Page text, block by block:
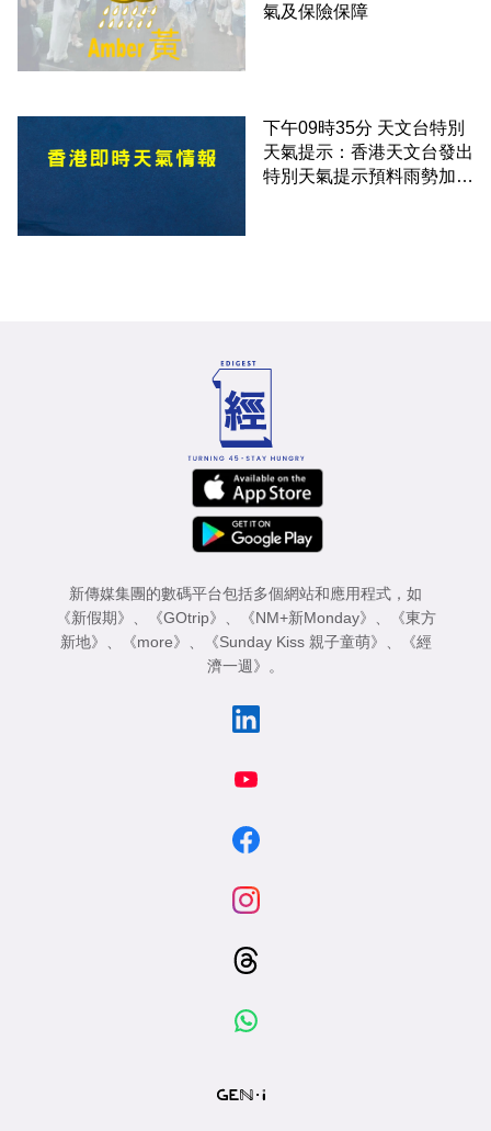
氣及保險保障
下午09時35分 天文台特別
天氣提示：香港天文台發出
特別天氣提示預料雨勢加劇
新傳媒集團的數碼平台包括多個網站和應用程式，如
《新假期》 、 《GOtrip》 、 《NM+新Monday》 、
《東方
新地》 、 《more》 、 《Sunday Kiss 親子童萌》 、
《經
濟一週》 。